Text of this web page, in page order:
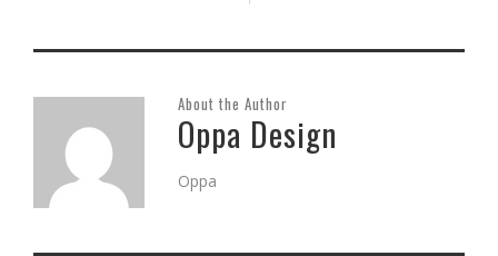
About the Author
Oppa Design
Oppa